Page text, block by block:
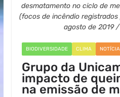
desmatamento no ciclo de
(focos de incêndio
agosto de 2019
BIODIVERSIDADE CLIMA
Grupo da
impacto de
na emissão de